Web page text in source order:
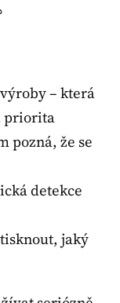
– která
priorita
pozná, že se
detekce
jaký